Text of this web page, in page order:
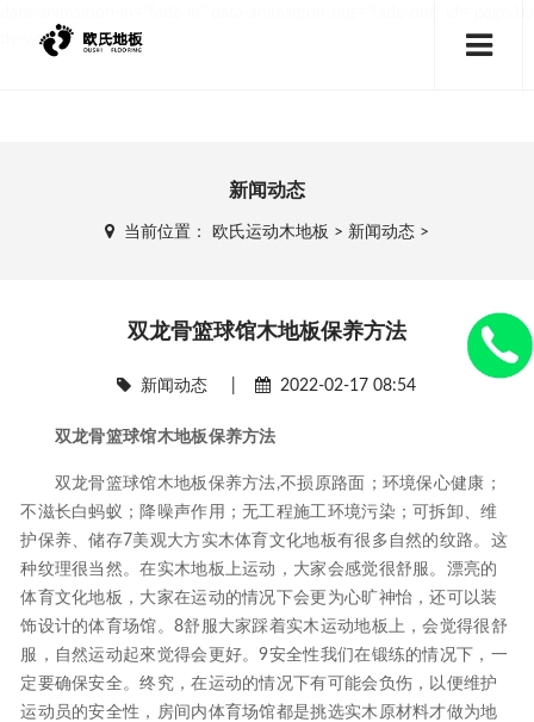
dy-wrap">
新闻动态
当前位置： 欧氏运动木地板 > 新闻动态 >
双龙骨篮球馆木地板保养方法
新闻动态 2022-02-17 08:54
双龙骨篮球馆木地板保养方法
双龙骨篮球馆木地板保养方法,不损原路面；环境保心健康；
不滋长白蚂蚁；降噪声作用；无工程施工环境污染；可拆卸、维
护保养、储存7美观大方实木体育文化地板有很多自然的纹路。这
种纹理很当然。在实木地板上运动，大家会感觉很舒服。漂亮的
体育文化地板，大家在运动的情况下会更为心旷神怡，还可以装
饰设计的体育场馆。8舒服大家踩着实木运动地板上，会觉得很舒
服，自然运动起來觉得会更好。9安全性我们在锻练的情况下，一
定要确保安全。终究，在运动的情况下有可能会负伤，以便维护
运动员的安全性，房间内体育场馆都是挑选实木原材料才做为地